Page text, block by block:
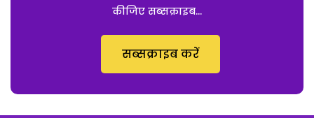
कीजिए सब्सक्राइब...
सब्सक्राइब करें